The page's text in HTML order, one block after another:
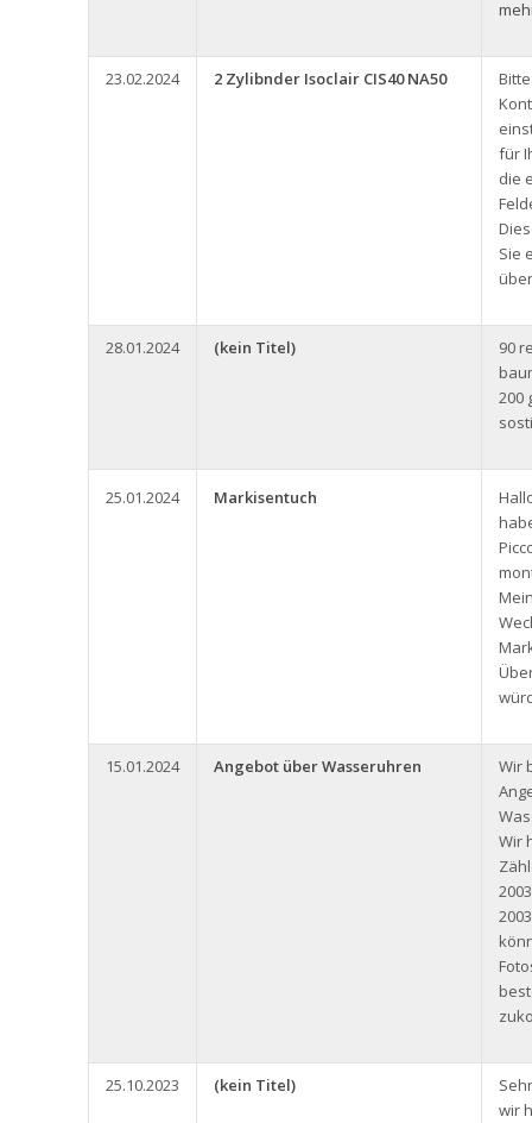
23.02.2024 2 Zylibnder Isoclair CIS40 NA50
für
die
Sie
28.01.2024 (kein Titel)
90
200
25.01.2024 Markisentuch
15.01.2024 Angebot über Wasseruhren
Wir
Wir
25.10.2023 (kein Titel)
wir